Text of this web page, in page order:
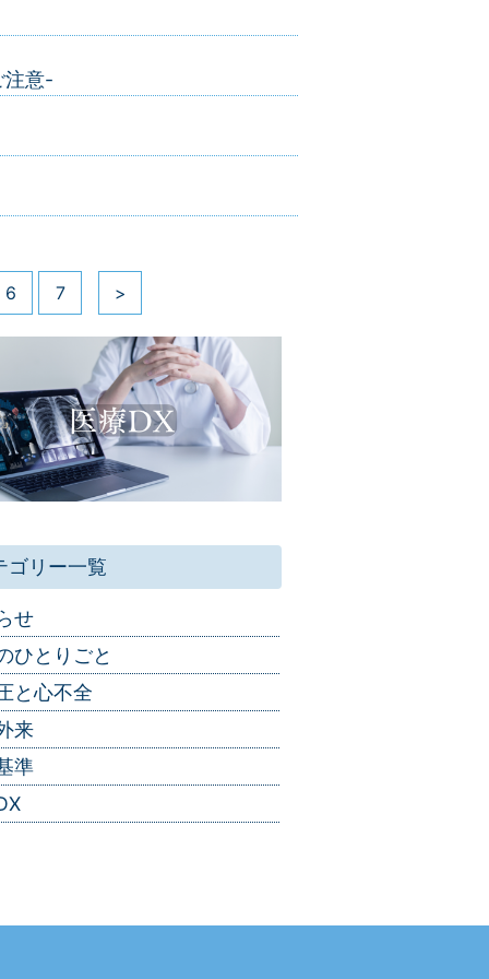
注意-
6 7 >
ゴリー一覧
せ
ひとりごと
と心不全
来
準